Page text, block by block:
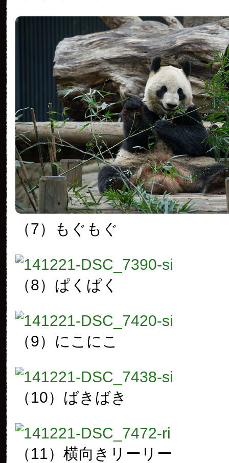
（7）もぐもぐ
（8）ぱくぱく
（9）にこにこ
（10）ばきばき
（11）横向きリーリー